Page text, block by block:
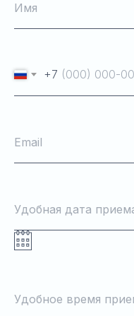
Имя
+7
Email
Удобная дата
Удобное время